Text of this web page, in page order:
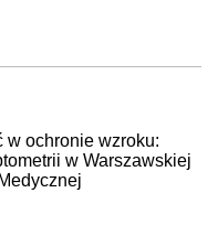
w ochronie wzroku:
w Warszawskiej